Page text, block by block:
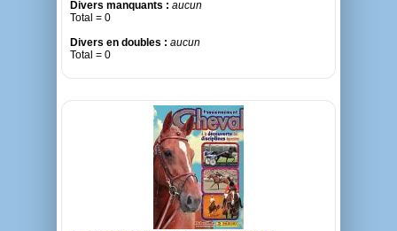
Divers manquants : aucun
Total = 0
Divers en doubles : aucun
Total = 0